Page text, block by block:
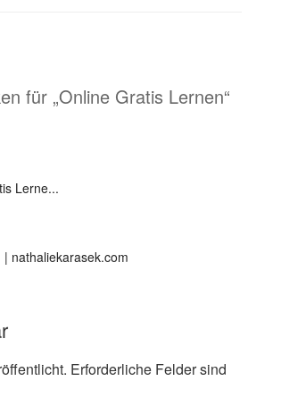
für „Online Gratis Lernen“
Lerne...
nathaliekarasek.com
Erforderliche Felder sind